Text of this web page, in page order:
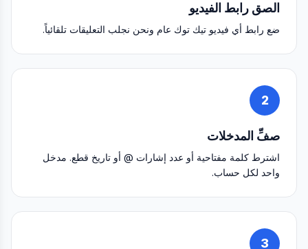
الصق رابط الفيديو
ضع رابط أي فيديو تيك توك عام ونحن نجلب التعليقات تلقائياً.
2
صفِّ المدخلات
اشترط كلمة مفتاحية أو عدد إشارات @ أو تاريخ قطع. مدخل
واحد لكل حساب.
3